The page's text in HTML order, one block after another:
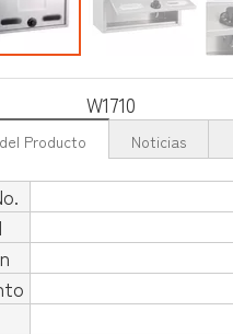
W1710
Producto Noticias